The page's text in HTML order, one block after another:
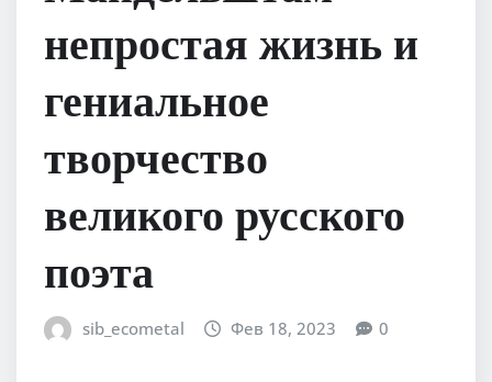
непростая жизнь и
гениальное
творчество
великого русского
поэта
sib_ecometal Фев 18, 2023 0